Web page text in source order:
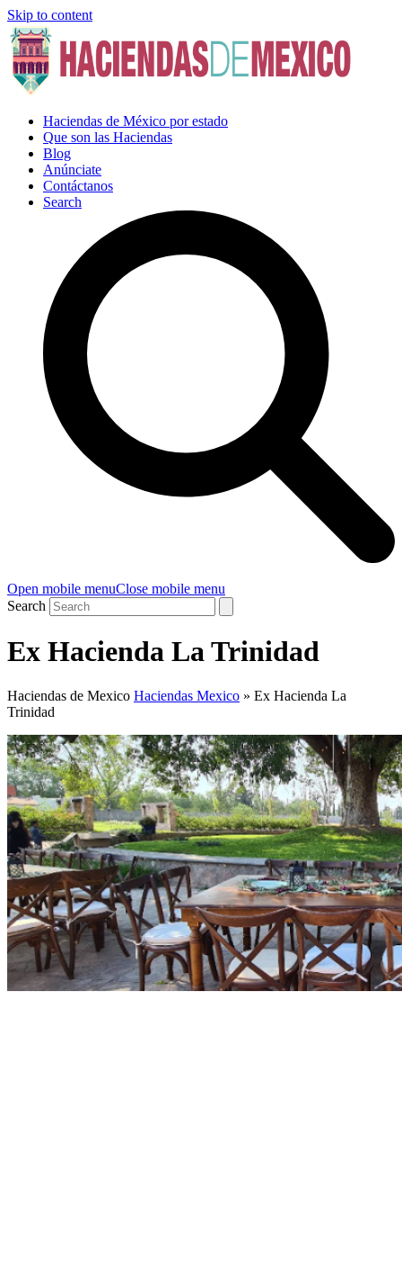
Skip to content
Haciendas de México por estado
Que son las Haciendas
Blog
Anúnciate
Contáctanos
Search
Open mobile menuClose mobile menu
Search
Ex Hacienda La Trinidad
Haciendas de Mexico Haciendas Mexico » Ex Hacienda La
Trinidad